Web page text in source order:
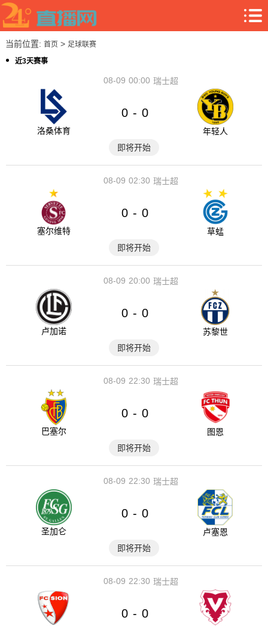
当前位置: 首页> 足球联赛
近3天赛事
00:00
08-09 瑞士超
洛桑体育
0 - 0
年轻人
即将开始
02:30
08-09 瑞士超
塞尔维特
0 - 0
草蜢
即将开始
20:00
08-09 瑞士超
卢加诺
0 - 0
苏黎世
即将开始
22:30
08-09 瑞士超
巴塞尔
0 - 0
图恩
即将开始
22:30
08-09 瑞士超
圣加仑
0 - 0
卢塞恩
即将开始
22:30
08-09 瑞士超
0 - 0